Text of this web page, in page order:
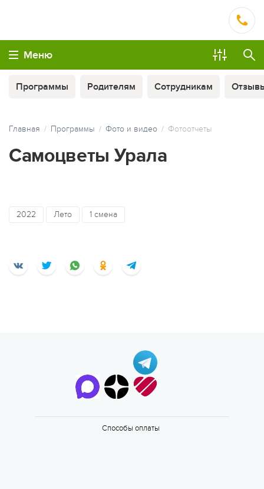
Меню
Программы Родителям Сотрудникам
Главная Программы Фото и видео Фотоотчеты
Самоцветы Урала
2022 Лето 1 смена
Способы оплаты